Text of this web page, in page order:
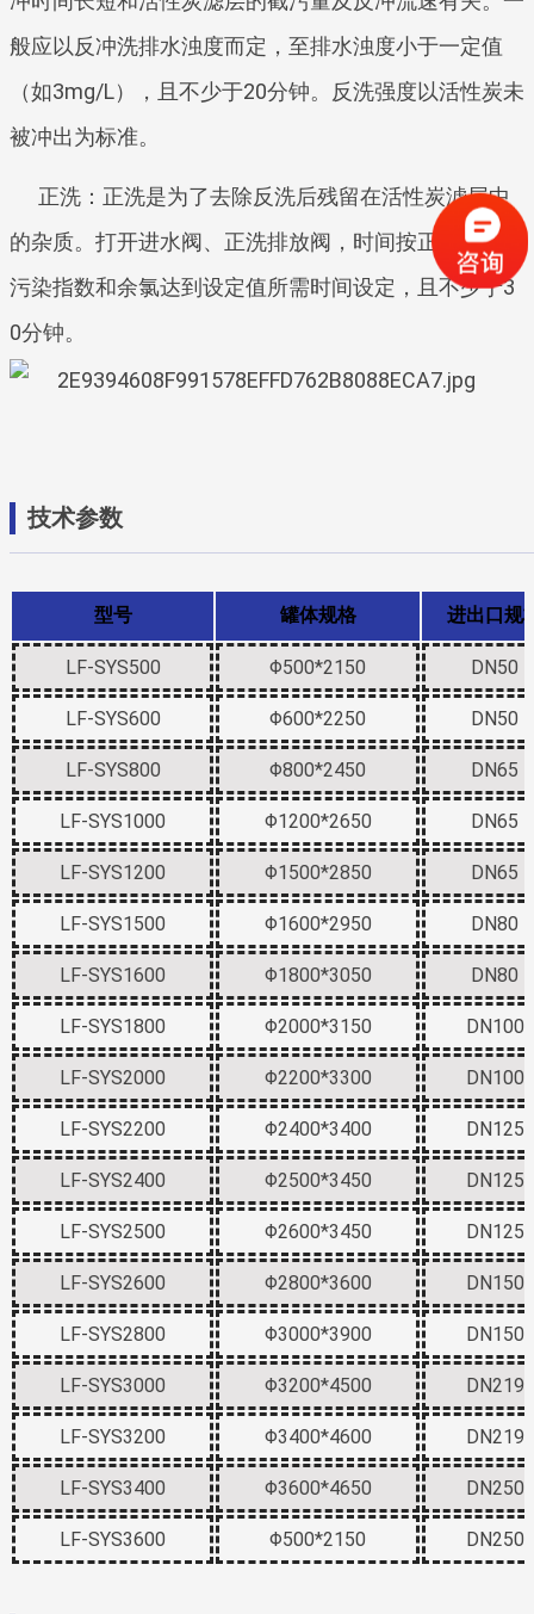
般应以反冲洗排水浊度而定，至排水浊度小于一定值
（如3mg/L），且不少于20分钟。反洗强度以活性炭未
被冲出为标准。
正洗：正洗是为了去除反洗后残留在活性炭滤层中
的杂质。打开进水阀、正洗排放阀，时间按正洗至排水
污染指数和余氯达到设定值所需时间设定，且不少于3
0分钟。
技术参数
型号 罐体规格 进出口规
LF-SYS500 Φ500*2150 DN50
LF-SYS600 Φ600*2250 DN50
LF-SYS800 Φ800*2450 DN65
LF-SYS1000 Φ1200*2650 DN65
LF-SYS1200 Φ1500*2850 DN65
LF-SYS1500 Φ1600*2950 DN80
LF-SYS1600 Φ1800*3050 DN80
LF-SYS1800 Φ2000*3150 DN100
LF-SYS2000 Φ2200*3300 DN100
LF-SYS2200 Φ2400*3400 DN125
LF-SYS2400 Φ2500*3450 DN125
LF-SYS2500 Φ2600*3450 DN125
LF-SYS2600 Φ2800*3600 DN150
LF-SYS2800 Φ3000*3900 DN150
LF-SYS3000 Φ3200*4500 DN219
LF-SYS3200 Φ3400*4600 DN219
LF-SYS3400 Φ3600*4650 DN250
LF-SYS3600 Φ500*2150 DN250